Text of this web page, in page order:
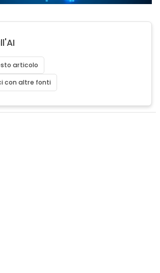
articolo
con altre fonti